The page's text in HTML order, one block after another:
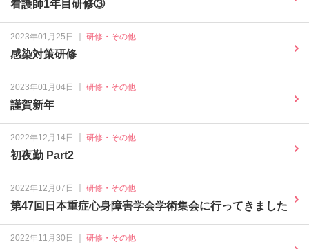
看護師1年目研修③
2023年01月25日 研修・その他
感染対策研修
2023年01月04日 研修・その他
謹賀新年
2022年12月14日 研修・その他
初夜勤 Part2
2022年12月07日 ｜ 研修・その他
第47回日本重症心身障害学会学術集会に行ってきました
2022年11月30日 ｜ 研修・その他